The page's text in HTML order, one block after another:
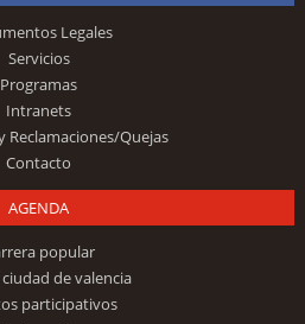
Legales
Servicios
Programas
Intranets
Reclamaciones/Quejas
Contacto
AGENDA
popular
de valencia
participativos